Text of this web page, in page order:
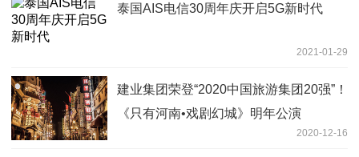
泰国AIS电信30周年庆开启5G新时代
2021-01-29
建业集团荣登“2020中国旅游集团20强”！
《只有河南•戏剧幻城》明年公演
2020-12-16